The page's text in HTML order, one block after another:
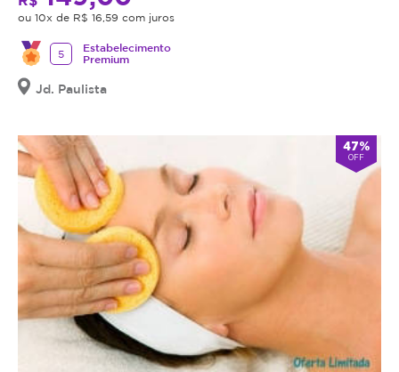
ou 10x de R$ 16,59 com juros
5
Estabelecimento
Premium
Jd. Paulista
47%
OFF